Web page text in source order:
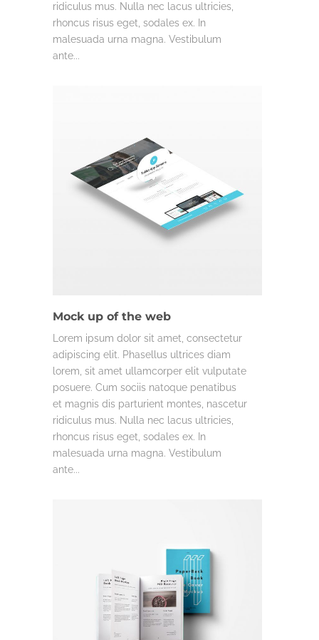
ridiculus mus. Nulla nec lacus ultricies,
rhoncus risus eget, sodales ex. In
malesuada urna magna. Vestibulum
ante...
Mock up of the web
Lorem ipsum dolor sit amet, consectetur
adipiscing elit. Phasellus ultrices diam
lorem, sit amet ullamcorper elit vulputate
posuere. Cum sociis natoque penatibus
et magnis dis parturient montes, nascetur
ridiculus mus. Nulla nec lacus ultricies,
rhoncus risus eget, sodales ex. In
malesuada urna magna. Vestibulum
ante...